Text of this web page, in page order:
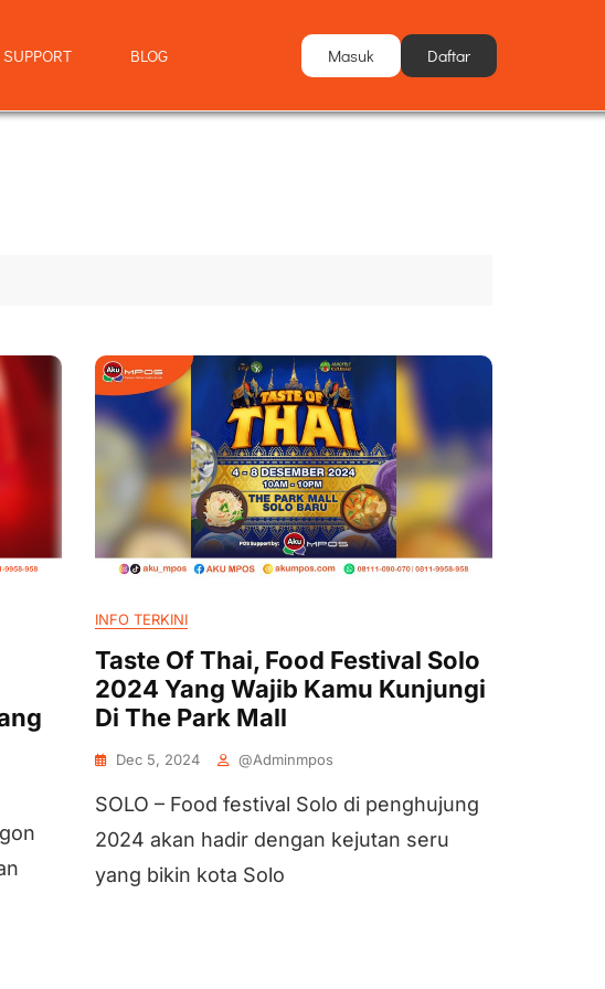
SUPPORT BLOG Masuk Daftar
INFO TERKINI
Taste Of Thai, Food Festival Solo
2024 Yang Wajib Kamu Kunjungi
Di The Park Mall
Dec 5, 2024 @adminmpos
SOLO – Food festival Solo di penghujung
2024 akan hadir dengan kejutan seru
yang bikin kota Solo